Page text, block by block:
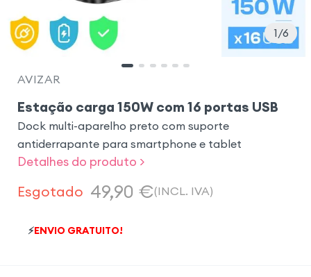
1 6
AVIZAR
Estação carga 150W com 16 portas USB
Dock multi-aparelho preto com suporte
antiderrapante para smartphone e tablet
Detalhes do produto >
Esgotado 49,90 €(INCL. IVA)
⚡ENVIO GRATUITO!